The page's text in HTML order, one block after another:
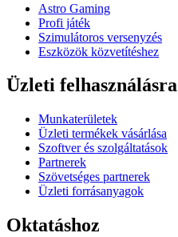
Astro Gaming
Profi játék
Szimulátoros versenyzés
Eszközök közvetítéshez
Üzleti felhasználásra
Munkaterületek
Üzleti termékek vásárlása
Szoftver és szolgáltatások
Partnerek
Szövetséges partnerek
Üzleti forrásanyagok
Oktatáshoz